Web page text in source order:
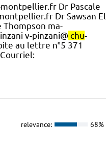
Dr Pascale
Dr Sawsan El
ma-
v-pinzani@ chu-
au lettre n°5 371
relevance: 68%